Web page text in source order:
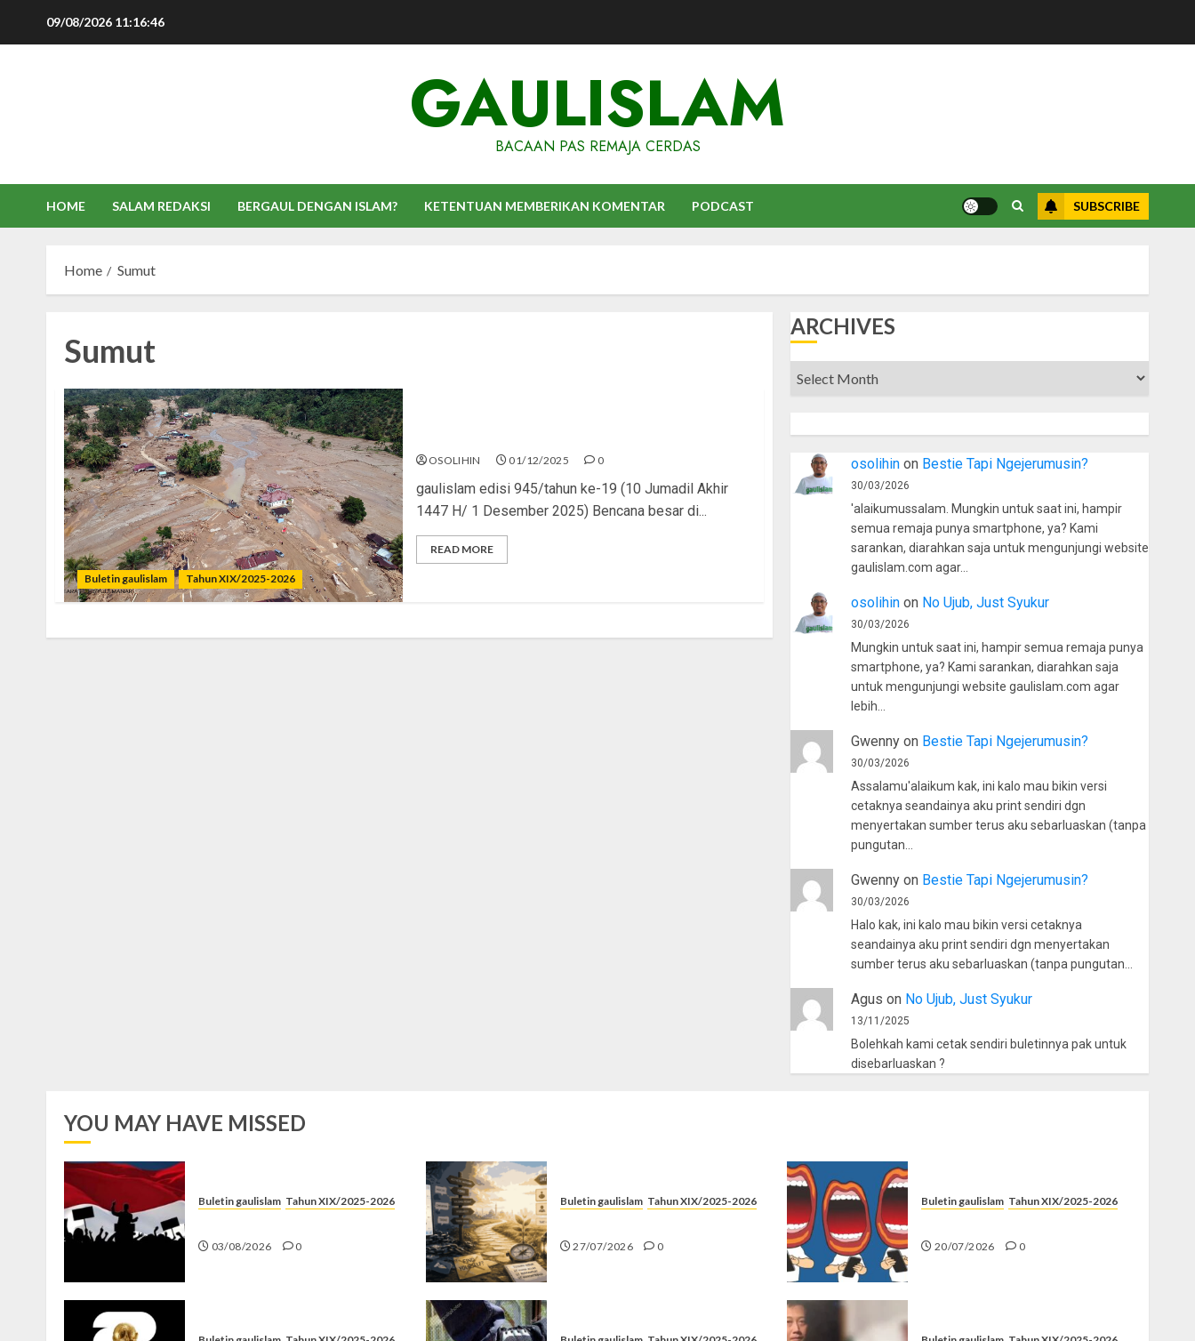
09/08/2026 11:16:46
GAULISLAM
BACAAN PAS REMAJA CERDAS
HOME SALAM REDAKSI BERGAUL DENGAN ISLAM? KETENTUAN MEMBERIKAN KOMENTAR PODCAST SUBSCRIBE
Home Sumut
Sumut
Buletin gaulislam Tahun XIX/2025-2026
OSOLIHIN 01/12/2025 0
gaulislam edisi 945/tahun ke-19 (10 Jumadil Akhir
1447 H/ 1 Desember 2025) Bencana besar di...
READ MORE
ARCHIVES
Archives
osolihinon Bestie Tapi Ngejerumusin?
30/03/2026
'alaikumussalam. Mungkin untuk saat ini, hampir
semua remaja punya smartphone, ya? Kami
sarankan, diarahkan saja untuk mengunjungi website
gaulislam.com agar…
osolihinon No Ujub, Just Syukur
30/03/2026
Mungkin untuk saat ini, hampir semua remaja punya
smartphone, ya? Kami sarankan, diarahkan saja
untuk mengunjungi website gaulislam.com agar
lebih…
Gwennyon Bestie Tapi Ngejerumusin?
30/03/2026
Assalamu'alaikum kak, ini kalo mau bikin versi
cetaknya seandainya aku print sendiri dgn
menyertakan sumber terus aku sebarluaskan (tanpa
pungutan…
Gwennyon Bestie Tapi Ngejerumusin?
30/03/2026
Halo kak, ini kalo mau bikin versi cetaknya
seandainya aku print sendiri dgn menyertakan
sumber terus aku sebarluaskan (tanpa pungutan…
Agus on No Ujub, Just Syukur
13/11/2025
Bolehkah kami cetak sendiri buletinnya pak untuk
disebarluaskan ?
YOU MAY HAVE MISSED
Buletin gaulislam Tahun XIX/2025-2026
03/08/2026 0
Buletin gaulislam Tahun XIX/2025-2026
27/07/2026 0
Buletin gaulislam Tahun XIX/2025-2026
20/07/2026 0